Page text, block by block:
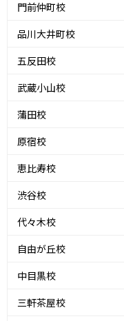
門前仲町校
品川大井町校
五反田校
武蔵小山校
蒲田校
原宿校
恵比寿校
渋谷校
代々木校
自由が丘校
中目黒校
三軒茶屋校